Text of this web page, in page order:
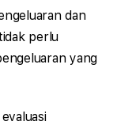
dan
perlu
yang